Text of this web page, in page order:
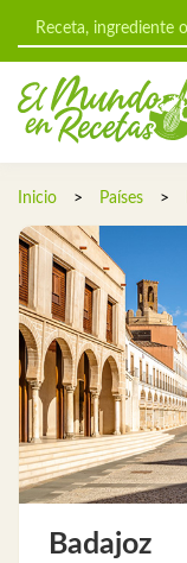
Inicio > Países >
Badajoz